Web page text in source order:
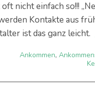
nicht einfach so!!!
Kontakte aus
ist das ganz leicht.
Ankommen,